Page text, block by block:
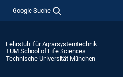
Google Suche
Lehrstuhl für Agrarsystemtechnik
TUM School of Life Sciences
Technische Universität München